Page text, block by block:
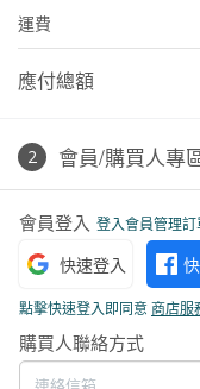
運費
應付總額
會員/購買人專
會員登入 登入會員管理訂
快速登入
點擊快速登入即同意商店服
購買人聯絡方式